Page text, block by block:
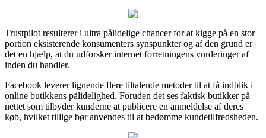
Trustpilot resulterer i ultra pålidelige chancer for at kigge på en stor
portion eksisterende konsumenters synspunkter og af den grund er
det en hjælp, at du udforsker internet forretningens vurderinger af
inden du handler.
Facebook leverer lignende flere tiltalende metoder til at få indblik i
online butikkens pålidelighed. Foruden det ses faktisk butikker på
nettet som tilbyder kunderne at publicere en anmeldelse af deres
køb, hvilket tillige bør anvendes til at bedømme kundetilfredsheden.